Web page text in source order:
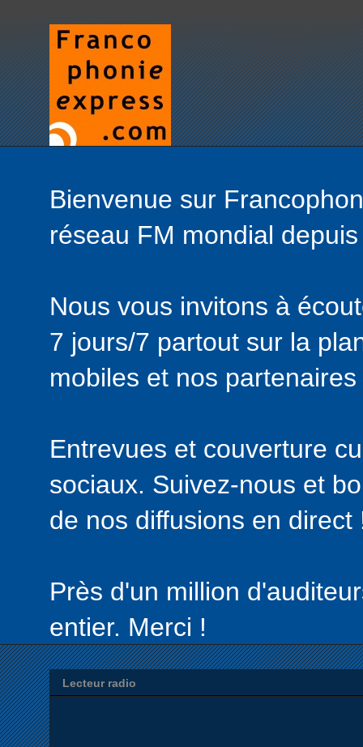
Bienvenue sur
réseau FM mondial
Nous vous invitons à
7 jours/7 partout sur la
mobiles et nos
Entrevues et couverture
sociaux. Suivez-nous et
de nos diffusions en direct
Près d'un million
entier. Merci !
Lecteur radio